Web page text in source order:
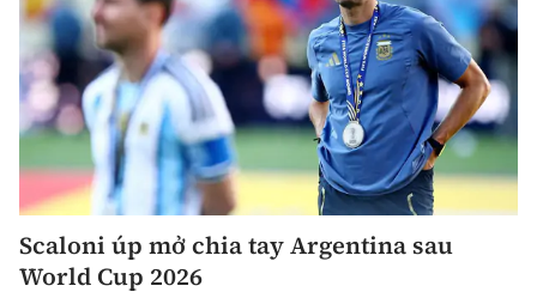
Scaloni úp mở chia tay Argentina sau
World Cup 2026